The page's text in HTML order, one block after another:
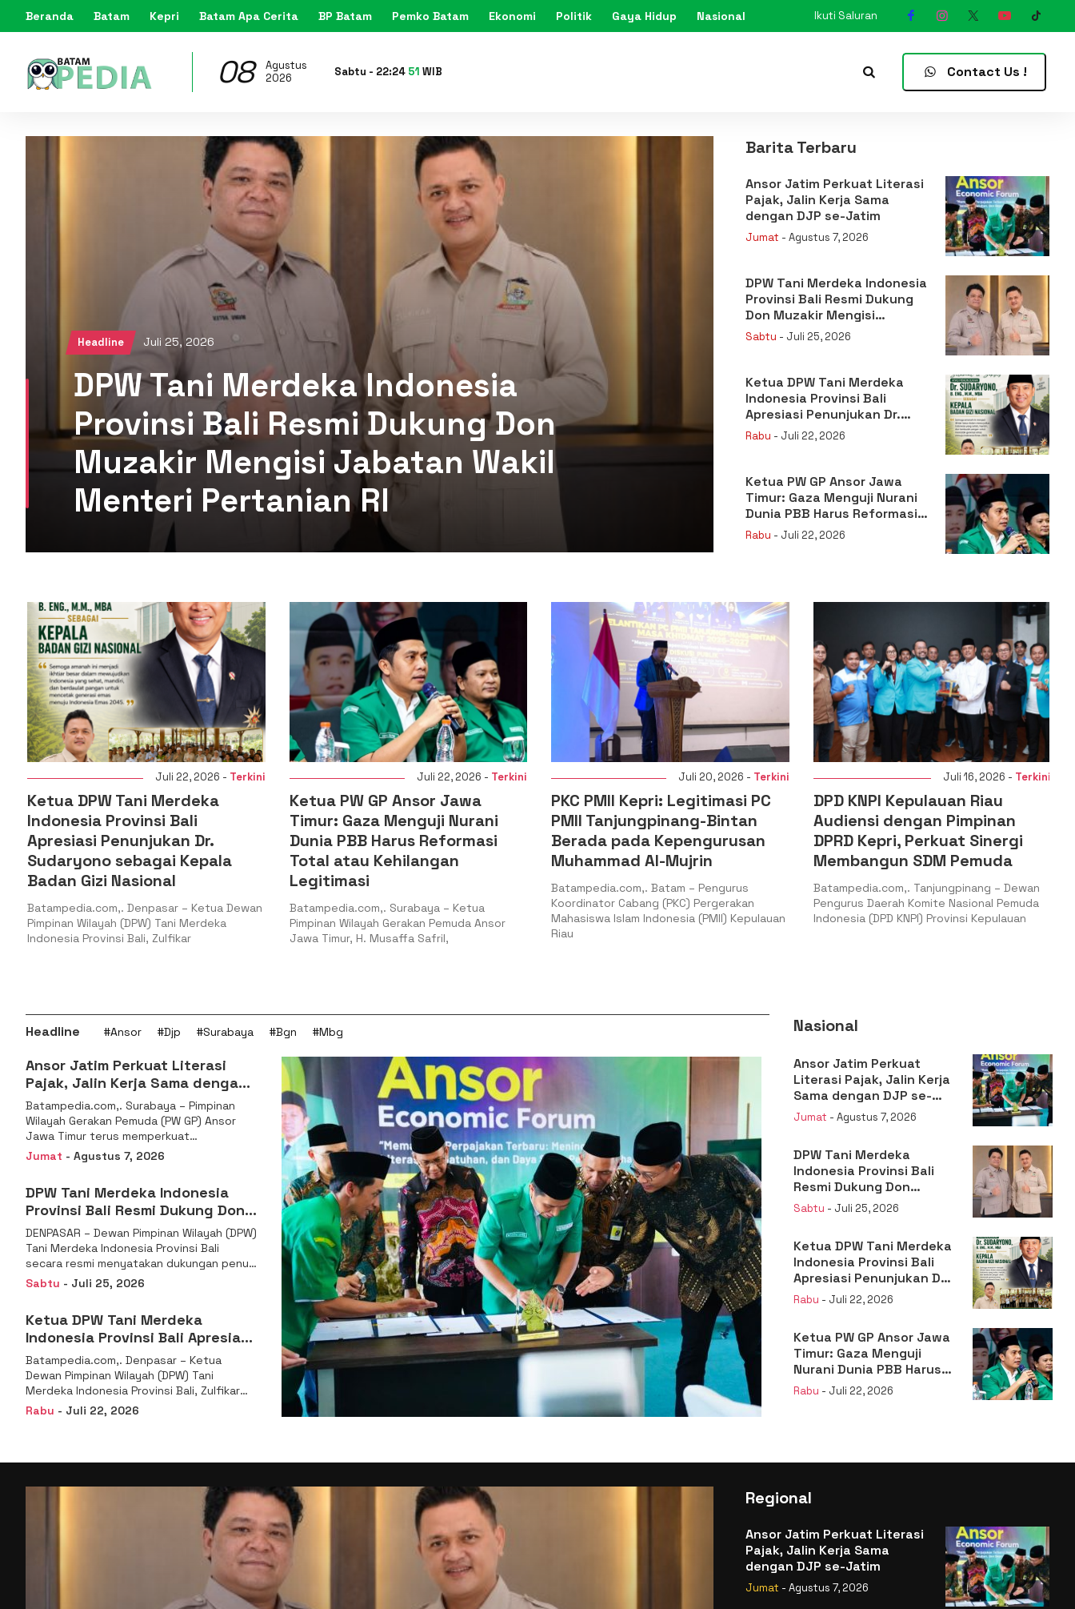
Beranda Batam Kepri Batam Apa Cerita BP Batam Pemko Batam Ekonomi Politik Gaya Hidup Nasional Ikuti Saluran
08
Agustus
2026
Sabtu - 22:24 53WIB Contact Us !
Headline Juli 25, 2026
DPW Tani Merdeka Indonesia
Provinsi Bali Resmi Dukung Don
Muzakir Mengisi Jabatan Wakil
Menteri Pertanian RI
Barita Terbaru
Ansor Jatim Perkuat Literasi
Pajak, Jalin Kerja Sama
dengan DJP se-Jatim
Jumat - Agustus 7, 2026
DPW Tani Merdeka Indonesia
Provinsi Bali Resmi Dukung
Don Muzakir Mengisi
Jabatan Wakil Menteri
Pertanian RI
Sabtu - Juli 25, 2026
Ketua DPW Tani Merdeka
Indonesia Provinsi Bali
Apresiasi Penunjukan Dr.
Sudaryono sebagai Kepala
Badan Gizi Nasional
Rabu - Juli 22, 2026
Ketua PW GP Ansor Jawa
Timur: Gaza Menguji Nurani
Dunia PBB Harus Reformasi
Total atau Kehilangan
Rabu - Juli 22, 2026
Juli 22, 2026 -Terkini
DPW Tani Merdeka
Provinsi Bali
Penunjukan Dr.
sebagai Kepala
Gizi Nasional
Denpasar – Ketua Dewan
Wilayah (DPW) Tani Merdeka
Provinsi Bali, Zulfikar
Juli 22, 2026 -Terkini
Ketua PW GP Ansor Jawa
Timur: Gaza Menguji Nurani
Dunia PBB Harus Reformasi
Total atau Kehilangan
Legitimasi
Batampedia.com,. Surabaya – Ketua
Pimpinan Wilayah Gerakan Pemuda Ansor
Jawa Timur, H. Musaffa Safril,
Juli 20, 2026 -Terkini
PKC PMII Kepri: Legitimasi PC
PMII Tanjungpinang-Bintan
Berada pada Kepengurusan
Muhammad Al-Mujrin
Batampedia.com,. Batam – Pengurus
Koordinator Cabang (PKC) Pergerakan
Mahasiswa Islam Indonesia (PMII) Kepulauan
Juli 16, 2026 -Terkini
DPD KNPI Kepulauan Riau
Audiensi dengan Pimpinan
DPRD Kepri, Perkuat Sinergi
Membangun SDM Pemuda
Batampedia.com,. Tanjungpinang – Dewan
Pengurus Daerah Komite Nasional Pemuda
Indonesia (DPD KNPI) Provinsi Kepulauan
Headline #Ansor #Djp #Surabaya #Bgn #Mbg
Ansor Jatim Perkuat Literasi
Pajak, Jalin Kerja Sama dengan
DJP se-Jatim
Batampedia.com,. Surabaya – Pimpinan
Wilayah Gerakan Pemuda (PW GP) Ansor
Jawa Timur terus memperkuat
komitmennya dalam membangun
kemandirian ekonomi
Jumat - Agustus 7, 2026
DPW Tani Merdeka Indonesia
Provinsi Bali Resmi Dukung Don
Muzakir Mengisi Jabatan Wakil
Menteri Pertanian RI
DENPASAR – Dewan Pimpinan Wilayah (DPW)
Tani Merdeka Indonesia Provinsi Bali
secara resmi menyatakan dukungan penuh
kepada Ketua Umum
Sabtu - Juli 25, 2026
Ketua DPW Tani Merdeka
Indonesia Provinsi Bali Apresiasi
Penunjukan Dr. Sudaryono
sebagai Kepala Badan Gizi
Nasional
Batampedia.com,. Denpasar – Ketua
Dewan Pimpinan Wilayah (DPW) Tani
Merdeka Indonesia Provinsi Bali, Zulfikar
Wijaya, S.E., menyampaikan ucapan
Rabu - Juli 22, 2026
Nasional
Ansor Jatim Perkuat
Literasi Pajak, Jalin Kerja
Sama dengan DJP se-
Jatim
Jumat - Agustus 7, 2026
DPW Tani Merdeka
Indonesia Provinsi Bali
Resmi Dukung Don
Muzakir Mengisi Jabatan
Wakil Menteri Pertanian
Sabtu - Juli 25, 2026
Ketua DPW Tani Merdeka
Indonesia Provinsi Bali
Apresiasi Penunjukan Dr.
Sudaryono sebagai
Kepala Badan Gizi
Rabu - Juli 22, 2026
Ketua PW GP Ansor Jawa
Timur: Gaza Menguji
Nurani Dunia PBB Harus
Reformasi Total atau
Kehilangan Legitimasi
Rabu - Juli 22, 2026
Regional
Ansor Jatim Perkuat Literasi
Pajak, Jalin Kerja Sama
dengan DJP se-Jatim
Jumat - Agustus 7, 2026